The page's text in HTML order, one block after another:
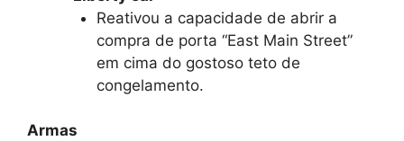
Reativou a capacidade de abrir a
compra de porta “East Main Street”
em cima do gostoso teto de
congelamento.
Armas